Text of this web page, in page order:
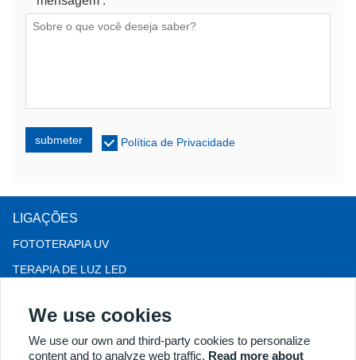
submeter Política de Privacidade
LIGAÇÕES
FOTOTERAPIA UV
TERAPIA DE LUZ LED
COLPOSCÓPIO
MAIS PRODUTOS
We use cookies
We use our own and third-party cookies to personalize
content and to analyze web traffic. Read more about